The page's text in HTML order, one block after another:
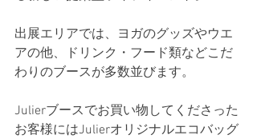
出展エリアでは、ヨガのグッズやウエ
アの他、ドリンク・フード類などこだ
わりのブースが多数並びます。
Julierブースでお買い物してくださった
お客様にはJulierオリジナルエコバッグ